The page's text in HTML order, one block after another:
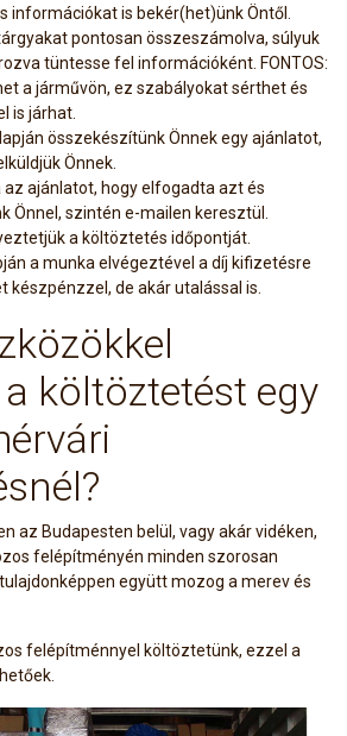
információkat is bekér(het)ünk Öntől.
pontosan összeszámolva, súlyuk
tüntesse fel információként. FONTOS:
a járművön, ez szabályokat sérthet és
is járhat.
összekészítünk Önnek egy ajánlatot,
Önnek.
az ajánlatot, hogy elfogadta azt és
Önnel, szintén e-mailen keresztül.
a költöztetés időpontját.
a munka elvégeztével a díj kifizetésre
készpénzzel, de akár utalással is.
költöztetést egy
az Budapesten belül, vagy akár vidéken,
felépítményén minden szorosan
együtt mozog a merev és
felépítménnyel költöztetünk, ezzel a